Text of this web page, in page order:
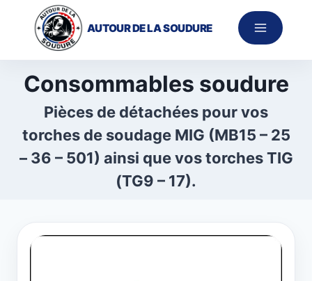
contenu
AUTOUR DE LA SOUDURE
Consommables soudure
Pièces de détachées pour vos
torches de soudage MIG (MB15 – 25
– 36 – 501) ainsi que vos torches TIG
(TG9 – 17).